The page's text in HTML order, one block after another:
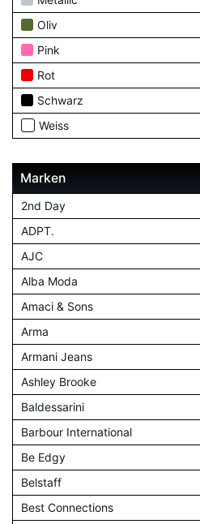
Oliv
Pink
Rot
Schwarz
Weiss
Marken
2nd Day
ADPT.
AJC
Alba Moda
Amaci & Sons
Arma
Armani Jeans
Ashley Brooke
Baldessarini
Barbour International
Be Edgy
Belstaff
Best Connections